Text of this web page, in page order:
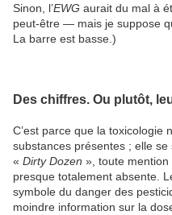
Sinon, l’EWG aurait du mal à
peut-être — mais je suppose
La barre est basse.)
Des chiffres. Ou plutôt,
C’est parce que la toxicologie
substances présentes ; elle
« Dirty Dozen », toute
presque totalement absente.
symbole du danger des
moindre information sur la